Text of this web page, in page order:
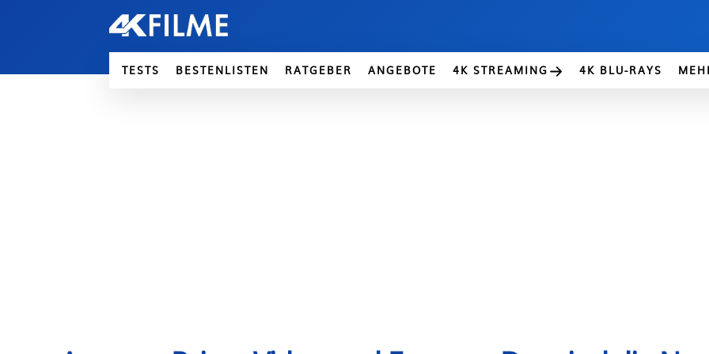
TESTS BESTENLISTEN RATGEBER ANGEBOTE 4K STREAMING 4K BLU-RAYS